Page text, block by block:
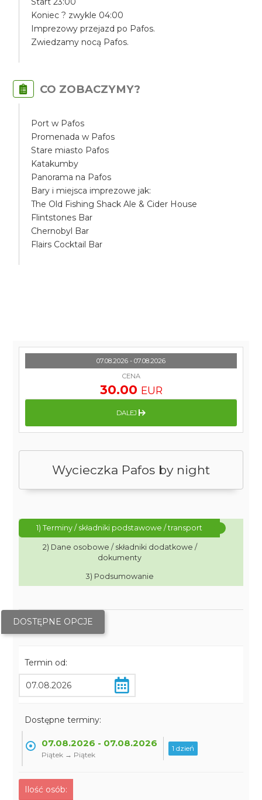
Koniec ? zwykle 04:00
Imprezowy przejazd po Pafos.
Zwiedzamy nocą Pafos.
CO ZOBACZYMY?
Port w Pafos
Promenada w Pafos
Stare miasto Pafos
Katakumby
Panorama na Pafos
Bary i miejsca imprezowe jak:
The Old Fishing Shack Ale & Cider House
Flintstones Bar
Chernobyl Bar
Flairs Cocktail Bar
Wycieczka Pafos by night
1) Terminy / składniki podstawowe / transport
2) Dane osobowe / składniki dodatkowe /
dokumenty
3) Podsumowanie
DOSTĘPNE OPCJE
Termin od:
Dostępne terminy:
07.08.2026 - 07.08.2026
Piątek → Piątek
1 dzień
Ilość osób:
07.08.2026 - 07.08.2026
CENA
30.00 EUR
DALEJ